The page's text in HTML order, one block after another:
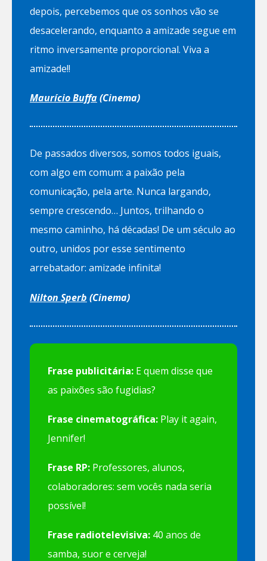
depois, percebemos que os sonhos vão se
desacelerando, enquanto a amizade segue em
ritmo inversamente proporcional. Viva a
amizade!!
Maurício Buffa(Cinema)
De passados diversos, somos todos iguais,
com algo em comum: a paixão pela
comunicação, pela arte. Nunca largando,
sempre crescendo… Juntos, trilhando o
mesmo caminho, há décadas! De um século ao
outro, unidos por esse sentimento
arrebatador: amizade infinita!
Nilton Sperb (Cinema)
Frase publicitária: E quem disse que
as paixões são fugidias?
Frase cinematográfica: Play it again,
Jennifer!
Frase RP: Professores, alunos,
colaboradores: sem vocês nada seria
possível!
Frase radiotelevisiva: 40 anos de
samba, suor e cerveja!